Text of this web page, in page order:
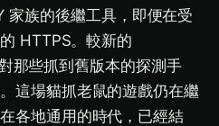
族的後繼工具，即便在受
HTTPS。較新的
那些抓到舊版本的探測手
這場貓抓老鼠的遊戲仍在繼
各地通用的時代，已經結